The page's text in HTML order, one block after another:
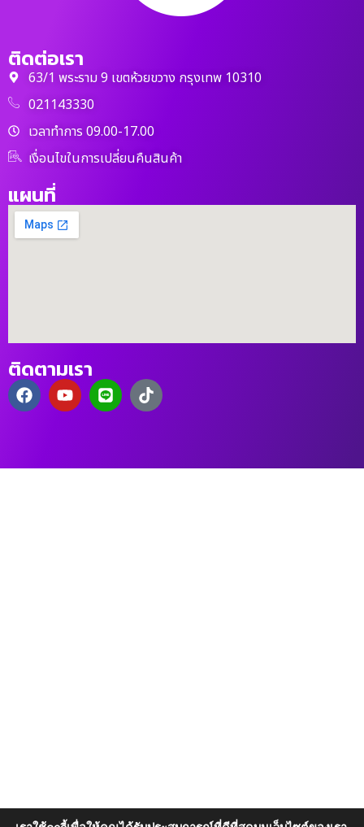
ติดต่อเรา
63/1 พระราม 9 เขตห้วยขวาง กรุงเทพ 10310
021143330
เวลาทำการ 09.00-17.00
เงื่อนไขในการเปลี่ยนคืนสินค้า
แผนที่
ติดตามเรา